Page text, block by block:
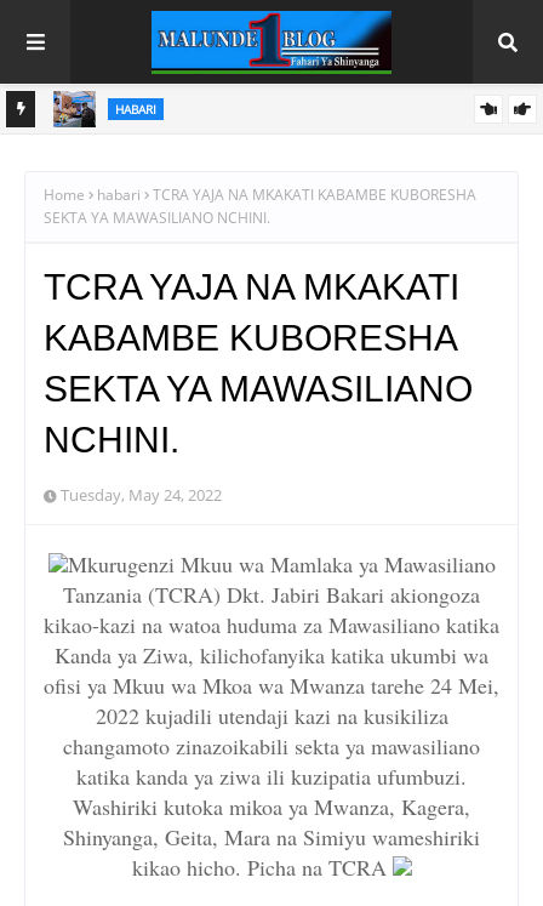
HABARI
Home habari
TCRA YAJA NA MKAKATI KABAMBE KUBORESHA
SEKTA YA MAWASILIANO NCHINI.
TCRA YAJA NA MKAKATI
KABAMBE KUBORESHA
SEKTA YA MAWASILIANO
NCHINI.
Tuesday, May 24, 2022
Mkurugenzi Mkuu wa Mamlaka ya Mawasiliano
Tanzania (TCRA) Dkt. Jabiri Bakari akiongoza
kikao-kazi na watoa huduma za Mawasiliano katika
Kanda ya Ziwa, kilichofanyika katika ukumbi wa
ofisi ya Mkuu wa Mkoa wa Mwanza tarehe 24 Mei,
2022 kujadili utendaji kazi na kusikiliza
changamoto zinazoikabili sekta ya mawasiliano
katika kanda ya ziwa ili kuzipatia ufumbuzi.
Washiriki kutoka mikoa ya Mwanza, Kagera,
Shinyanga, Geita, Mara na Simiyu wameshiriki
kikao hicho. Picha na TCRA